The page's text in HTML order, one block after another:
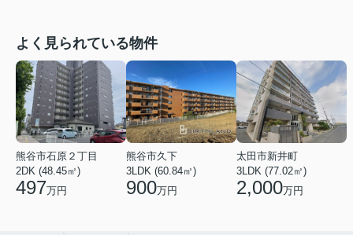
よく見られている物件
熊谷市石原２丁目
2DK (48.45㎡)
497万円
熊谷市久下
3LDK (60.84㎡)
900万円
太田市新井町
3LDK (77.02㎡)
2,000万円